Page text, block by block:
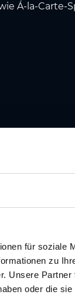
für soziale
zu
Unsere
oder die
Á-la-Carte-